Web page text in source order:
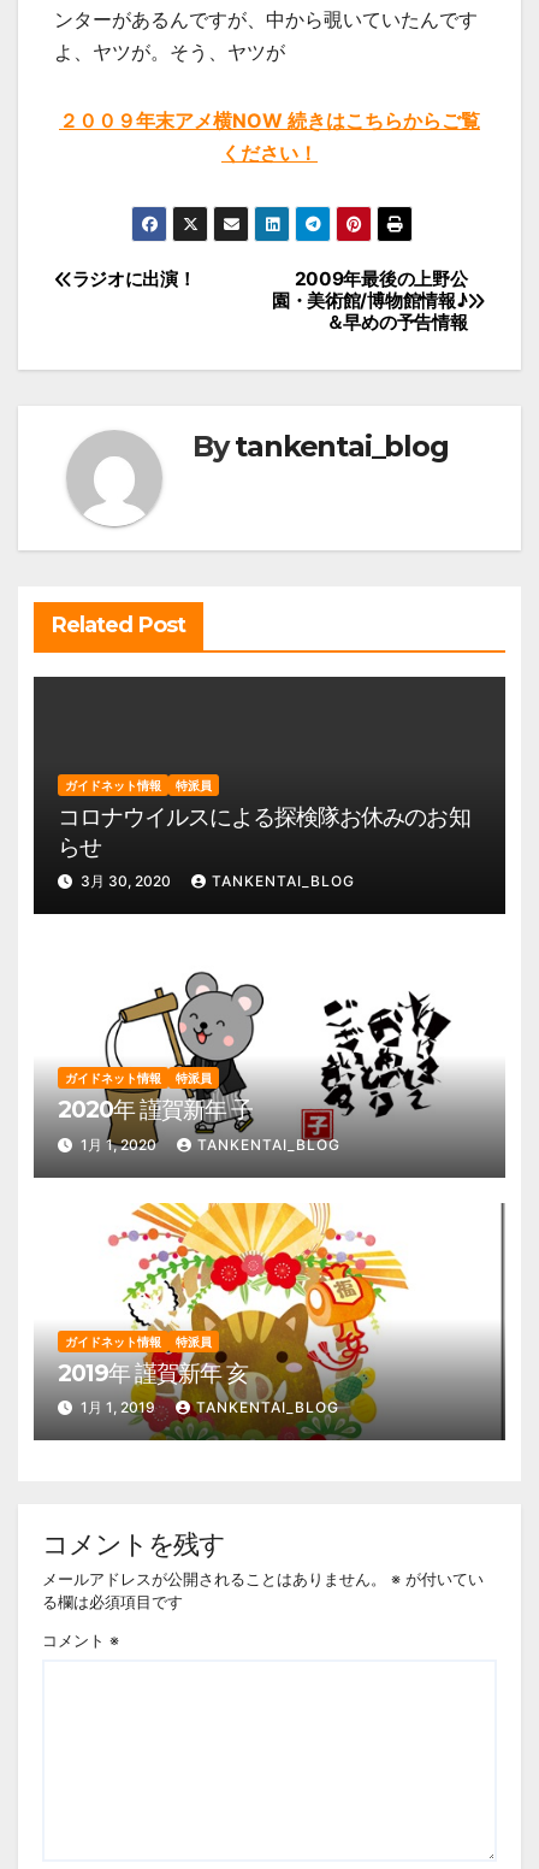
ンターがあるんですが、中から覗いていたんです
よ、ヤツが。そう、ヤツが
２００９年末アメ横NOW 続きはこちらからご覧
ください！
投
ー
シ
2009年最後の上野公
園・美術館/博物館情報♪
＆早めの予告情報
ラジオに出演！
Bytankentai_blog
Related Post
ガイドネット情報 特派員
コロナウイルスによる探検隊お休みのお知
らせ
3月 30, 2020 TANKENTAI_BLOG
ガイドネット情報 特派員
2020年 謹賀新年 子
1月 1, 2020 TANKENTAI_BLOG
ガイドネット情報 特派員
2019年 謹賀新年 亥
1月 1, 2019 TANKENTAI_BLOG
コメントを残す
メールアドレスが公開されることはありません。 ※ が付いてい
る欄は必須項目です
コメント ※